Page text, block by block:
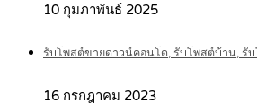
10 กุมภาพันธ์ 2025
รับโพสต์ขายดาวน์คอนโด, รับโพสต์บ้าน, รั
16 กรกฎาคม 2023